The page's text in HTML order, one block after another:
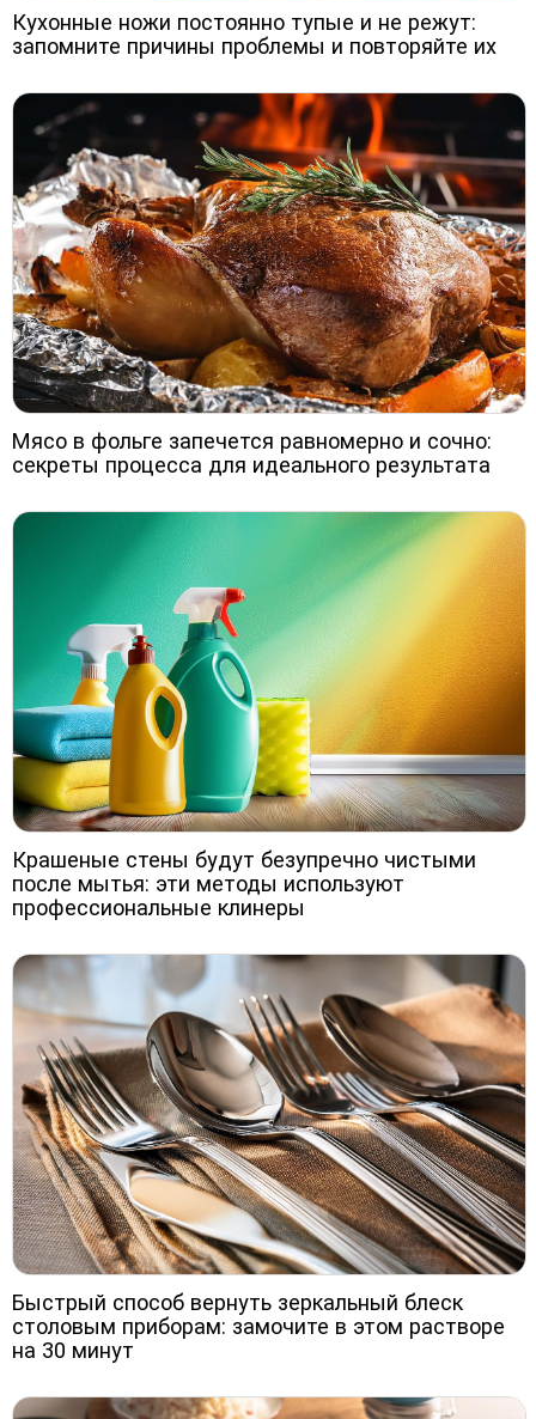
Кухонные ножи постоянно тупые и не режут:
запомните причины проблемы и повторяйте их
Мясо в фольге запечется равномерно и сочно:
секреты процесса для идеального результата
Крашеные стены будут безупречно чистыми
после мытья: эти методы используют
профессиональные клинеры
Быстрый способ вернуть зеркальный блеск
столовым приборам: замочите в этом растворе
на 30 минут